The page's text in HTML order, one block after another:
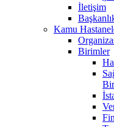
İletişim
Kamu
Birimler